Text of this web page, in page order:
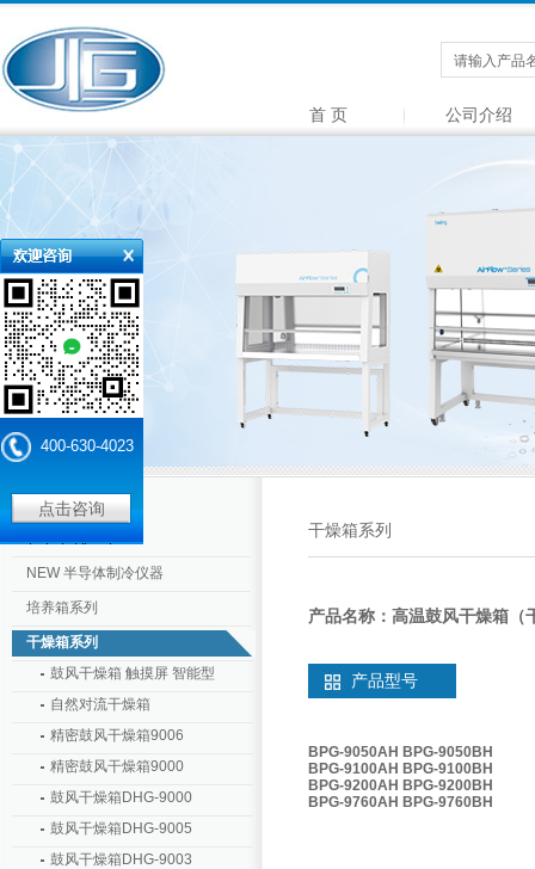
首 页 公司介绍
产品中心
NEW 半导体制冷仪器
培养箱系列
干燥箱系列
鼓风干燥箱 触摸屏 智能型
自然对流干燥箱
精密鼓风干燥箱9006
精密鼓风干燥箱9000
鼓风干燥箱DHG-9000
鼓风干燥箱DHG-9005
鼓风干燥箱DHG-9003
干燥箱系列
产品名称：高温鼓风干燥箱（
产品型号
BPG-9050AH BPG-9050BH
BPG-9100AH BPG-9100BH
BPG-9200AH BPG-9200BH
BPG-9760AH BPG-9760BH
400-630-4023
点击咨询